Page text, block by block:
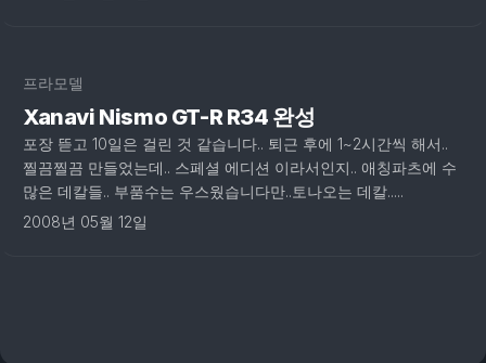
프라모델
Xanavi Nismo GT-R R34 완성
포장 뜯고 10일은 걸린 것 같습니다.. 퇴근 후에 1~2시간씩 해서..
찔끔찔끔 만들었는데.. 스페셜 에디션 이라서인지.. 애칭파츠에 수
많은 데칼들.. 부품수는 우스웠습니다만..토나오는 데칼.....
2008년 05월 12일